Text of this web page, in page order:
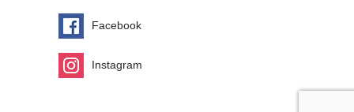
Facebook
Instagram